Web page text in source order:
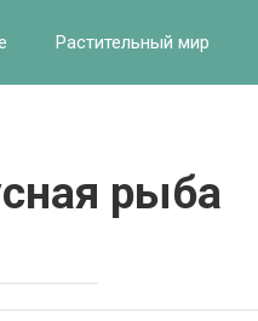
Растительный мир
рыба